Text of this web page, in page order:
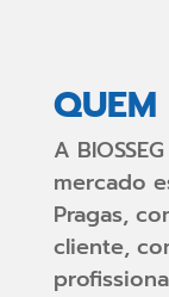
A
mercado
Pragas,
cliente,